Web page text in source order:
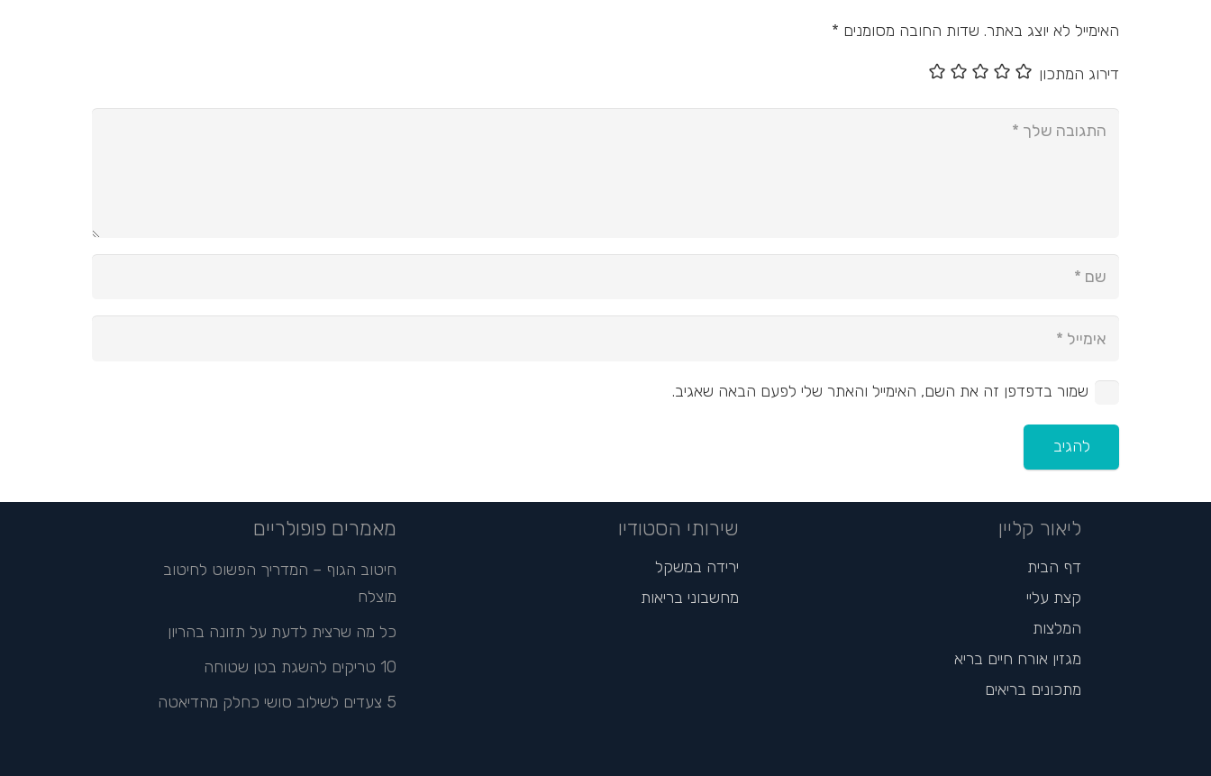
האימייל לא יוצג באתר. שדות החובה מסומנים *
דירוג המתכון
שמור בדפדפן זה את השם, האימייל והאתר שלי לפעם הבאה שאגיב.
להגיב
ליאור קליין
דף הבית
קצת עליי
המלצות
מגזין אורח חיים בריא
מתכונים בריאים
שירותי הסטודיו
ירידה במשקל
מחשבוני בריאות
מאמרים פופולריים
חיטוב הגוף – המדריך הפשוט לחיטוב
מוצלח
כל מה שרצית לדעת על תזונה בהריון
10 טריקים להשגת בטן שטוחה
5 צעדים לשילוב סושי כחלק מהדיאטה